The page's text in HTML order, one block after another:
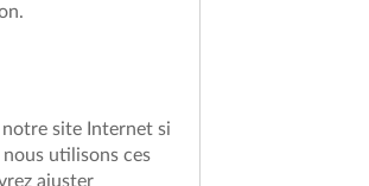
site Internet si
utilisons ces
ajuster